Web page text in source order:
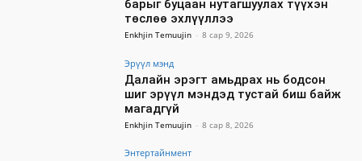
барыг буцаан нутагшуулах түүхэн
төслөө эхлүүллээ
Enkhjin Temuujin - 8 сар 9, 2026
Эрүүл мэнд
Далайн эрэгт амьдрах нь бодсон
шиг эрүүл мэндэд тустай биш байж
магадгүй
Enkhjin Temuujin - 8 сар 8, 2026
Энтертайнмент